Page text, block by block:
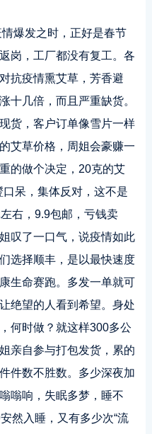
爆发之时，正好是春节
岗，工厂都没有复工。各
抗疫情熏艾草，芳香避
十几倍，而且严重缺货。
货，客户订单像雪片一样
艾草价格，周姐会豪赚一
的做个决定，20克的艾
呆，集体反对，这不是
右，9.9包邮，亏钱卖
叹了一口气，说疫情如此
选择顺丰，是以最快速度
生命赛跑。多发一单就可
绝望的人看到希望。身处
何时做？就这样300多公
亲自参与打包发货，累的
件数不胜数。多少深夜加
嗡响，失眠多梦，睡不
然入睡，又有多少次“流